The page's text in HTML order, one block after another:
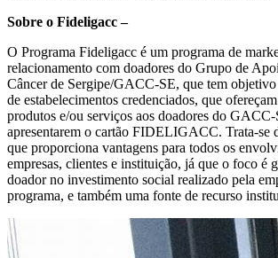
Sobre o Fideligacc –
O Programa Fideligacc é um programa de
relacionamento com doadores do Grupo de
Câncer de Sergipe/GACC-SE, que tem
de estabelecimentos credenciados, que
produtos e/ou serviços aos doadores do
apresentarem o cartão FIDELIGACC. Trata-se
que proporciona vantagens para todos os
empresas, clientes e instituição, já que o foco é
doador no investimento social realizado pela
programa, e também uma fonte de recurso